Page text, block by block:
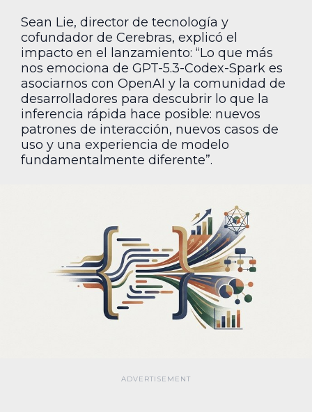
Sean Lie, director de tecnología y
cofundador de Cerebras, explicó el
impacto en el lanzamiento: “Lo que más
nos emociona de GPT-5.3-Codex-Spark es
asociarnos con OpenAI y la comunidad de
desarrolladores para descubrir lo que la
inferencia rápida hace posible: nuevos
patrones de interacción, nuevos casos de
uso y una experiencia de modelo
fundamentalmente diferente”.